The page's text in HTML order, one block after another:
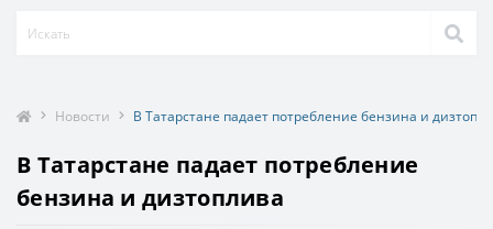
Новости В Татарстане падает потребление бензина и
В Татарстане падает потребление
бензина и дизтоплива